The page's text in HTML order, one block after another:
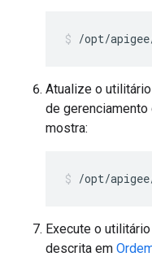
/opt/
Atualize o utilitário
de
mostra:
/opt/
Execute o utilitário
descrita em